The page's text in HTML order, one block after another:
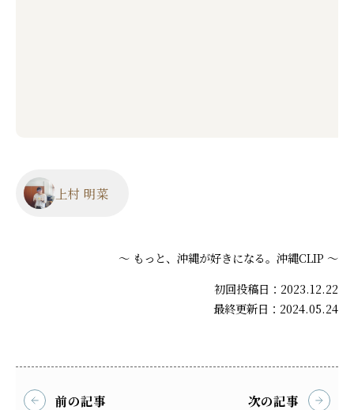
上村 明菜
～ もっと、沖縄が好きになる。沖縄CLIP ～
初回投稿日：2023.12.22
最終更新日：2024.05.24
前の記事 次の記事